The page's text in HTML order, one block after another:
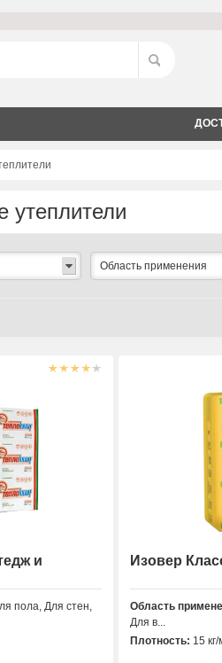
утеплители
Область применения
и
пола, Для стен,
Изовер
Область
Для в...
Плотность: 15 кг/